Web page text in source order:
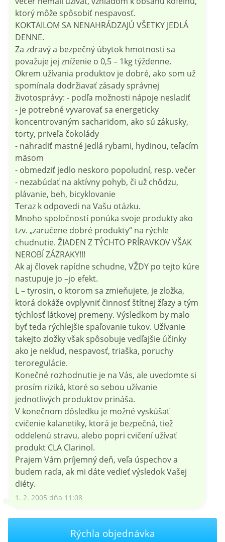
ktorý môže spôsobiť nespavosť.
KOKTAILOM SA NENAHRÁDZAJÚ VŠETKY JEDLÁ
DENNE.
Za zdravý a bezpečný úbytok hmotnosti sa
považuje jej zníženie o 0,5 – 1kg týždenne.
Okrem užívania produktov je dobré, ako som už
spomínala dodržiavať zásady správnej
životosprávy: - podľa možnosti nápoje nesladiť
- je potrebné vyvarovať sa energeticky
koncentrovaným sacharidom, ako sú zákusky,
torty, priveľa čokolády
- nahradiť mastné jedlá rybami, hydinou, teľacím
mäsom
- obmedziť jedlo neskoro popoludní, resp. večer
- nezabúdať na aktívny pohyb, či už chôdzu,
plávanie, beh, bicyklovanie
Teraz k odpovedi na Vašu otázku.
Mnoho spoločností ponúka svoje produkty ako
tzv. „zaručene dobré produkty“ na rýchle
chudnutie. ŽIADEN Z TÝCHTO PRÍRAVKOV VŠAK
NEROBÍ ZÁZRAKY!!!
Ak aj človek rapídne schudne, VŽDY po tejto kúre
nastupuje jo –jo efekt.
L – tyrosin, o ktorom sa zmieňujete, je zložka,
ktorá dokáže ovplyvniť činnosť štítnej žľazy a tým
týchlosť látkovej premeny. Výsledkom by malo
byť teda rýchlejšie spaľovanie tukov. Užívanie
takejto zložky však spôsobuje vedľajšie účinky
ako je nekľud, nespavosť, triaška, poruchy
teroregulácie.
Konečné rozhodnutie je na Vás, ale uvedomte si
prosím riziká, ktoré so sebou užívanie
jednotlivých produktov prináša.
V konečnom dôsledku je možné vyskúšať
cvičenie kalanetiky, ktorá je bezpečná, tiež
oddelenú stravu, alebo popri cvičení užívať
produkt CLA Clarinol.
Prajem Vám príjemný deň, veľa úspechov a
budem rada, ak mi dáte vedieť výsledok Vašej
diéty.
1. 2. 2005 dňa 11:08
Rýchla objednávka